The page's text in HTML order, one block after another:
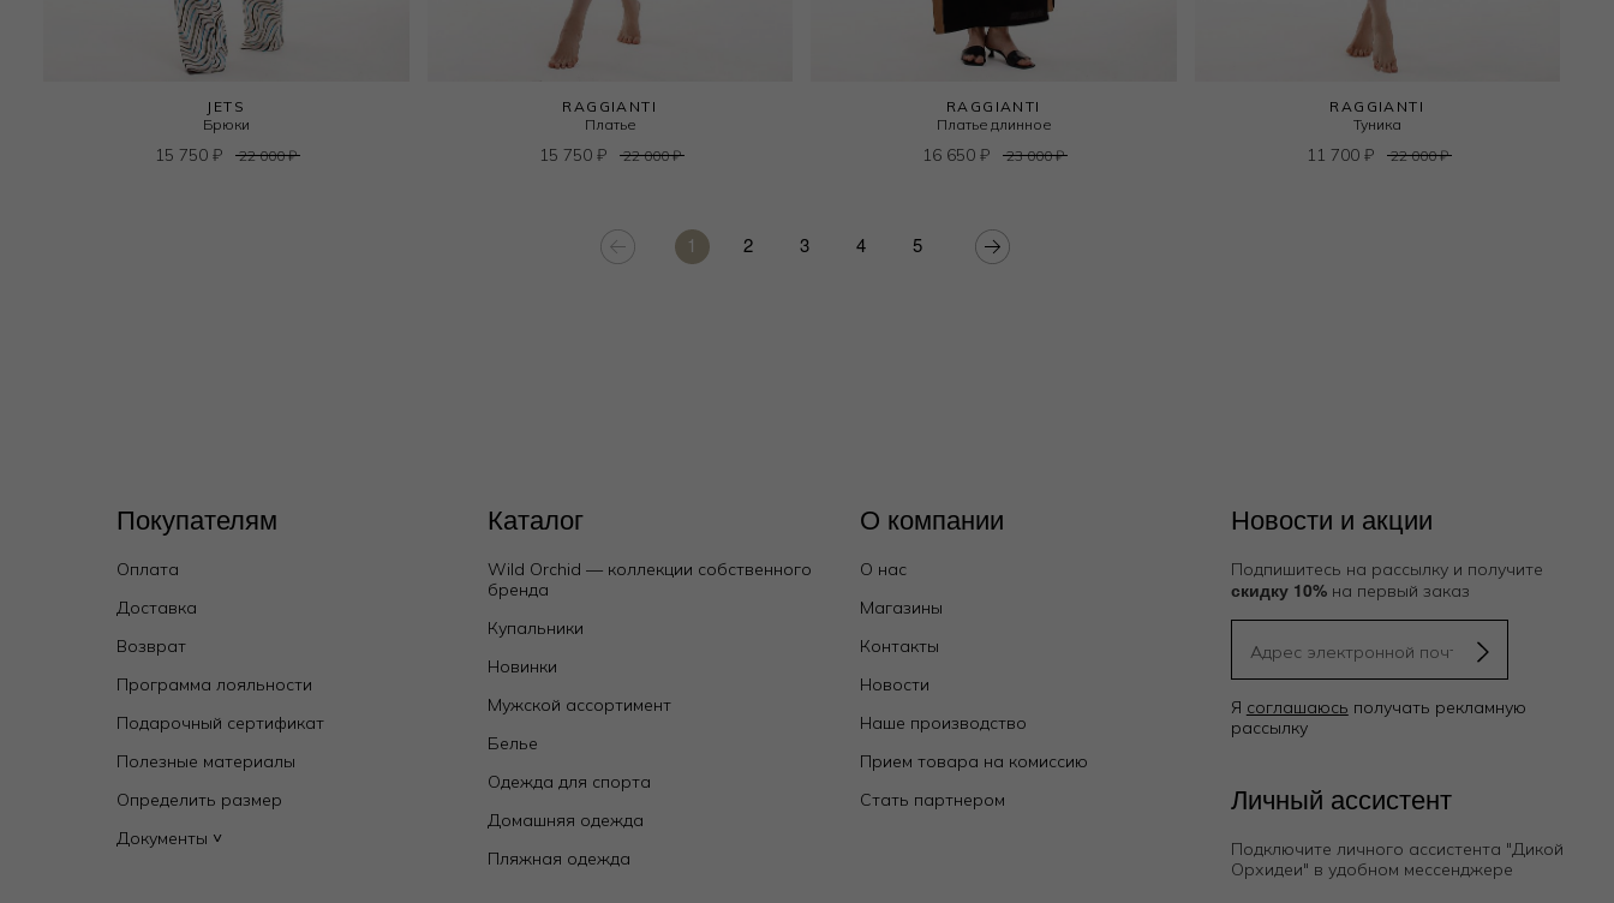
JETS
Брюки
15 750₽ 22 000₽
RAGGIANTI
Платье
15 750 ₽ 22 000₽
RAGGIANTI
Платье длинное
16 650₽ 23 000₽
RAGGIANTI
Туника
11 700 ₽ 22 000₽
1 2 3 4 5
Покупателям
Оплата
Доставка
Возврат
Программа лояльности
Подарочный сертификат
Полезные материалы
Определить размер
Документы ˅
Каталог
Wild Orchid — коллекции собственного
бренда
Купальники
Новинки
Мужской ассортимент
Белье
Одежда для спорта
Домашняя одежда
Пляжная одежда
О компании
О нас
Магазины
Контакты
Новости
Наше производство
Прием товара на комиссию
Стать партнером
Новости и акции
Подпишитесь на рассылку и получите
скидку 10%на первый заказ
Я соглашаюсь получать рекламную
рассылку
Личный ассистент
Подключите личного ассистента "Дикой
Орхидеи" в удобном мессенджере